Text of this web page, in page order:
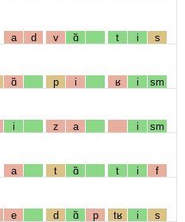
a d v ɑ̃ t i s
ɑ̃ p i ʁ i sm
i z a i sm
a t ɑ̃ t i f
e d ɑ̃ p tʁ i s